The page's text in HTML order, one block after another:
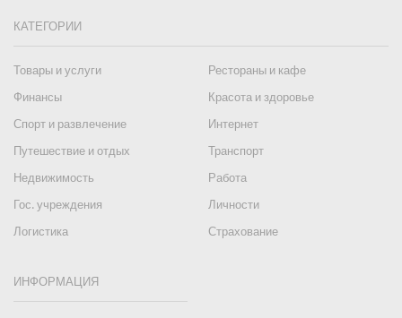
КАТЕГОРИИ
Товары и услуги
Рестораны и кафе
Финансы
Красота и здоровье
Спорт и развлечение
Интернет
Путешествие и отдых
Транспорт
Недвижимость
Работа
Гос. учреждения
Личности
Логистика
Страхование
ИНФОРМАЦИЯ